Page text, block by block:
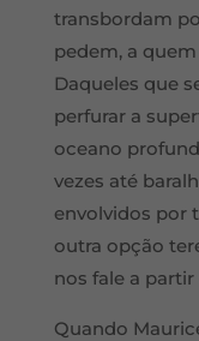
transbordam
pedem, a
Daqueles que
perfurar a
oceano
vezes até
envolvidos por
outra opção
nos fale a
Quando